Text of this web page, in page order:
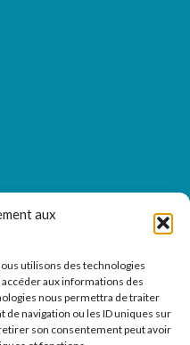
aux
utilisons des technologies
aux informations des
nous permettra de traiter
navigation ou les ID uniques sur
son consentement peut avoir